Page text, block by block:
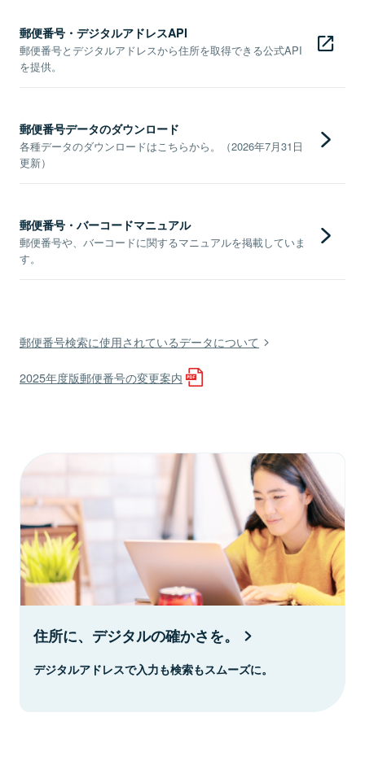
郵便番号・デジタルアドレスAPI
郵便番号とデジタルアドレスから住所を取得できる公式API
を提供。
郵便番号データのダウンロード
各種データのダウンロードはこちらから。（2026年7月31日
更新）
郵便番号・バーコードマニュアル
郵便番号や、バーコードに関するマニュアルを掲載していま
す。
郵便番号検索に使用されているデータについて
2025年度版郵便番号の変更案内
住所に、デジタルの確かさを。
デジタルアドレスで入力も検索もスムーズに。